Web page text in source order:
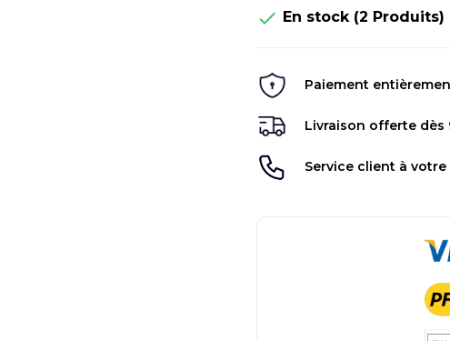
 En stock (2 Produits)
Paiement
Livraison offerte dès
Service client à